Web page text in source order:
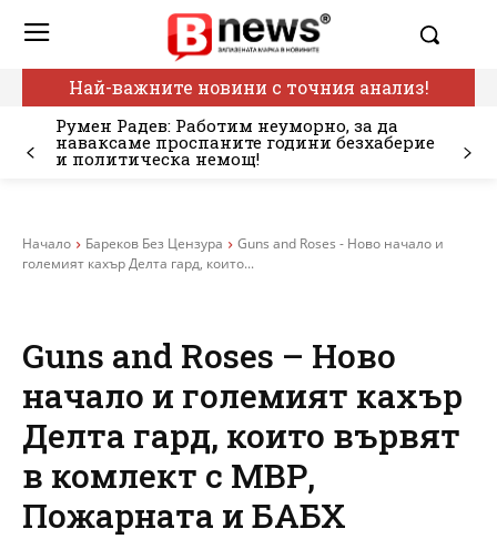
Най-важните новини с точния анализ!
Румен Радев: Работим неуморно, за да
наваксаме проспаните години безхаберие
и политическа немощ!
Начало Бареков Без Цензура
Guns and Roses - Ново начало и
големият кахър Делта гард, които...
Guns and Roses – Ново
начало и големият кахър
Делта гард, които вървят
в комлект с МВР,
Пожарната и БАБХ